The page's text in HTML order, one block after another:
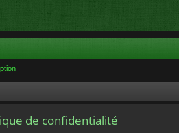
de confidentialité